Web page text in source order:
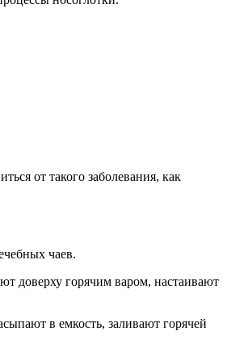
от такого заболевания, как
чаев.
доверху горячим варом, настаивают
в емкость, заливают горячей